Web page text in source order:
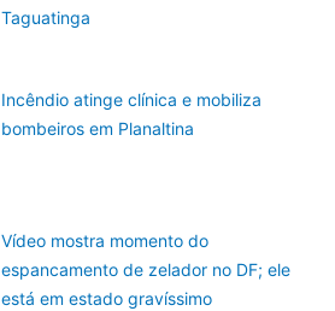
Taguatinga
Incêndio atinge clínica e mobiliza
bombeiros em Planaltina
Vídeo mostra momento do
espancamento de zelador no DF; ele
está em estado gravíssimo